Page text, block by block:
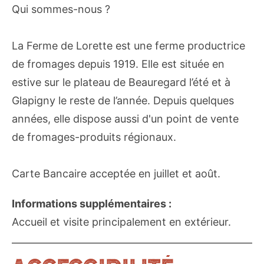
Qui sommes-nous ?
La Ferme de Lorette est une ferme productrice
de fromages depuis 1919. Elle est située en
estive sur le plateau de Beauregard l’été et à
Glapigny le reste de l’année. Depuis quelques
années, elle dispose aussi d'un point de vente
de fromages-produits régionaux.
Carte Bancaire acceptée en juillet et août.
Informations supplémentaires :
Accueil et visite principalement en extérieur.